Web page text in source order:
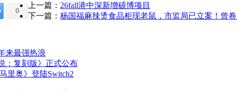
0
上一篇： 26fall港中深新增硕博项目
下一篇： 杨国福麻辣烫食品柜现老鼠，市监局已立案！曾
来最强热浪
：复刻版》正式公布
里奥》登陆Switch2